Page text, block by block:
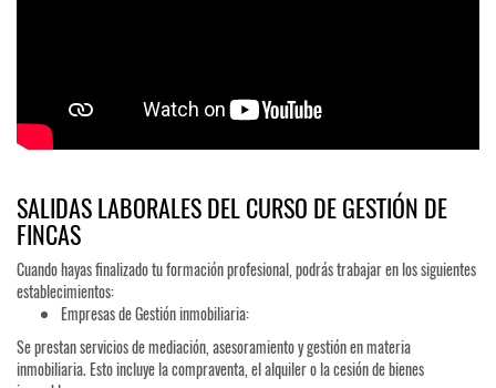
SALIDAS LABORALES DEL CURSO DE GESTIÓN DE
FINCAS
Cuando hayas finalizado tu formación profesional, podrás trabajar en los siguientes
establecimientos:
Empresas de Gestión inmobiliaria:
Se prestan servicios de mediación, asesoramiento y gestión en materia
inmobiliaria. Esto incluye la compraventa, el alquiler o la cesión de bienes